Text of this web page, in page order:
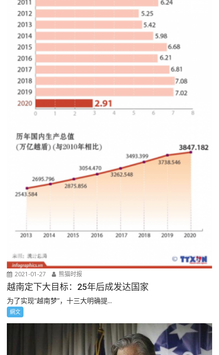
2021-01-27 熊猫时报
越南定下大目标：25年后成发达国家
为了实现“越南梦”，十三大明确提...
網文